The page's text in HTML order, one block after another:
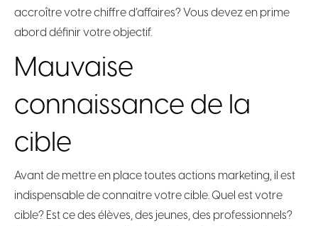
accroître votre chiffre d’affaires? Vous devez en prime
abord définir votre objectif.
Mauvaise
connaissance de la
cible
Avant de mettre en place toutes actions marketing, il est
indispensable de connaitre votre cible. Quel est votre
cible? Est ce des élèves, des jeunes, des professionnels?